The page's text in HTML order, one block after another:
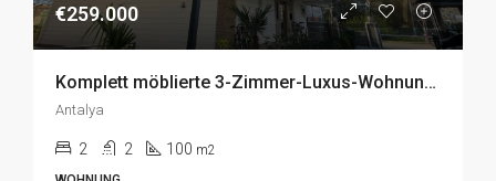
€259.000
Komplett möblierte 3-Zimmer-Luxus-Wohnung zum Verkauf in Konyaalti, Antalya
Antalya
2 2 100 m2